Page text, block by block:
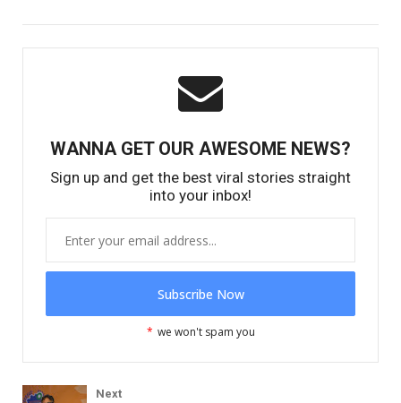
WANNA GET OUR AWESOME NEWS?
Sign up and get the best viral stories straight
into your inbox!
* we won't spam you
Next